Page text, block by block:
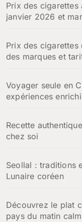
Prix des cigarettes
janvier 2026 et
Prix des
des marques et
Voyager seule en
expériences
Recette
chez soi
Seollal : traditions
Lunaire coréen
Découvrez le plat
pays du matin